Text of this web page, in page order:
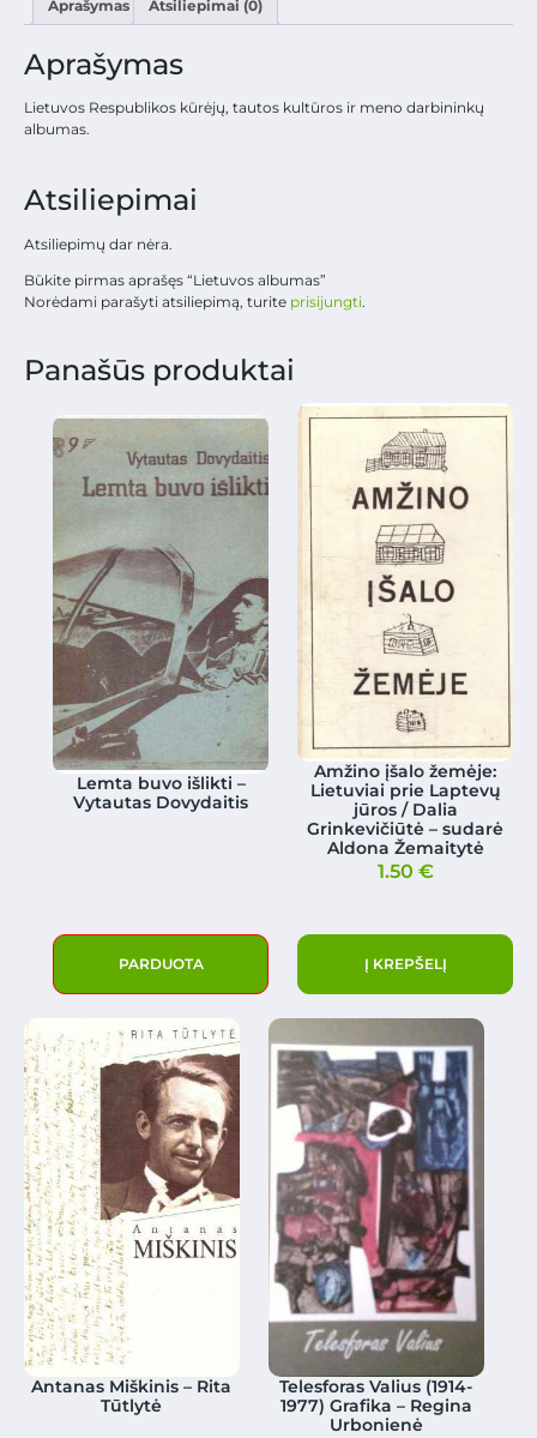
Aprašymas Atsiliepimai (0)
Aprašymas
Lietuvos Respublikos kūrėjų, tautos kultūros ir meno darbininkų
albumas.
Atsiliepimai
Atsiliepimų dar nėra.
Būkite pirmas aprašęs “Lietuvos albumas”
Norėdami parašyti atsiliepimą, turite prisijungti.
Panašūs produktai
Lemta buvo išlikti –
Vytautas Dovydaitis
PARDUOTA
Amžino įšalo žemėje:
Lietuviai prie Laptevų
jūros / Dalia
Grinkevičiūtė – sudarė
Aldona Žemaitytė
1.50 €
Į KREPŠELĮ
Antanas Miškinis – Rita
Tūtlytė
Telesforas Valius (1914-
1977) Grafika – Regina
Urbonienė